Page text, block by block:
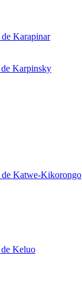
Karapinar
Karpinsky
de Katwe-Kikorongo
Keluo